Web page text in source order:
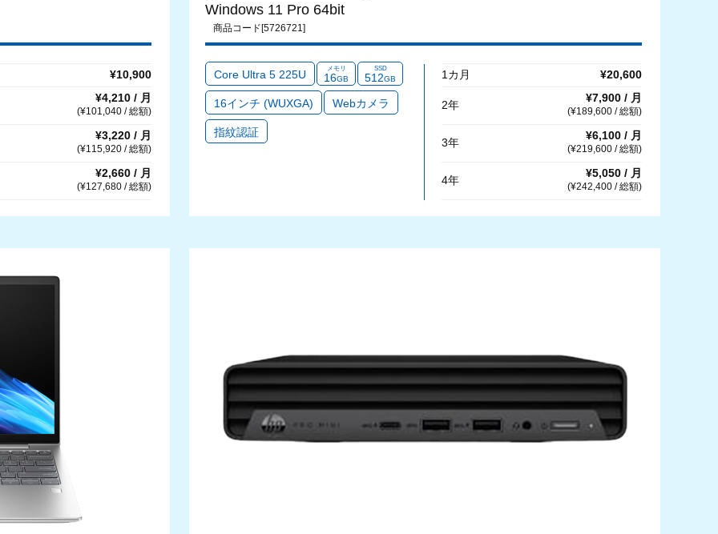
¥10,900
¥4,210 / 月
(¥101,040 / 総額)
¥3,220 / 月
(¥115,920 / 総額)
¥2,660 / 月
(¥127,680 / 総額)
Windows 11 Pro 64bit
商品コード[5726721]
Core Ultra 5 225U メモリ
16GB
SSD
512GB
16インチ (WUXGA) Webカメラ
指紋認証
1カ月 ¥20,600
2年
¥7,900 / 月
(¥189,600 / 総額)
3年
¥6,100 / 月
(¥219,600 / 総額)
4年
¥5,050 / 月
(¥242,400 / 総額)